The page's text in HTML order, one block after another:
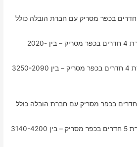
כמה עולה להוביל דירת 4 חדרים בכפר מסריק עם חברת הובלה כולל
טווח המחירים להובלת דירת 4 חדרים בכפר מסריק – בין 2020-
טווח המחירים לאריזה דירת 4 חדרים בכפר מסריק – בין 3250-2090
כמה עולה להוביל דירת 5 חדרים בכפר מסריק עם חברת הובלה כולל
טווח המחירים להובלת דירת 5 חדרים בכפר מסריק – בין 3140-4200